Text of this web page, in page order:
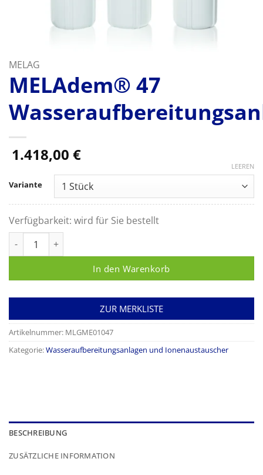
MELAG
MELAdem® 47
1.418,00 €
Variante
LEEREN
Verfügbarkeit: wird für Sie bestellt
In den Warenkorb
ZUR MERKLISTE
Artikelnummer: MLGME01047
Kategorie:Wasseraufbereitungsanlagen und Ionenaustauscher
BESCHREIBUNG
ZUSÄTZLICHE INFORMATION